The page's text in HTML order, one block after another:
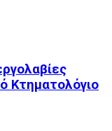
Κτηματολόγιο